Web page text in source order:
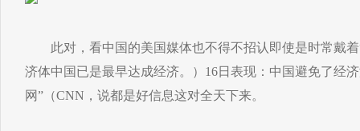
此对，看中国的美国媒体也不得不招认即使是时常戴着
济体中国已是最早达成经济。）16日表现：中国避免了经
网”（CNN，说都是好信息这对全天下来。